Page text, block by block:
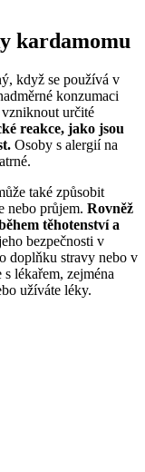
kardamomu
když se používá v
konzumaci
určité
reakce, jako jsou
Osoby s alergií na
také způsobit
nebo průjem. Rovněž
těhotenství a
bezpečnosti v
doplňku stravy nebo v
lékařem, zejména
užíváte léky.